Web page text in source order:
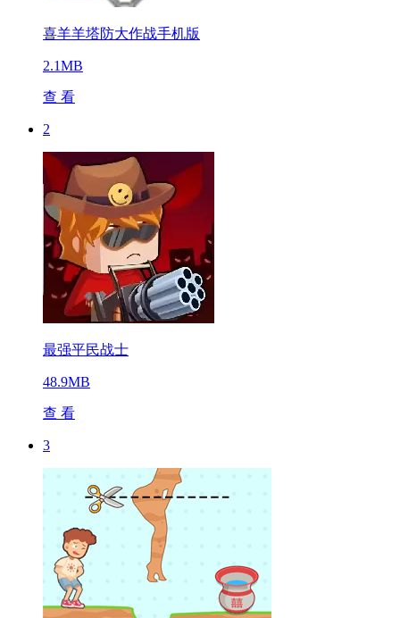
喜羊羊塔防大作战手机版
2.1MB
查 看
2
最强平民战士
48.9MB
查 看
3